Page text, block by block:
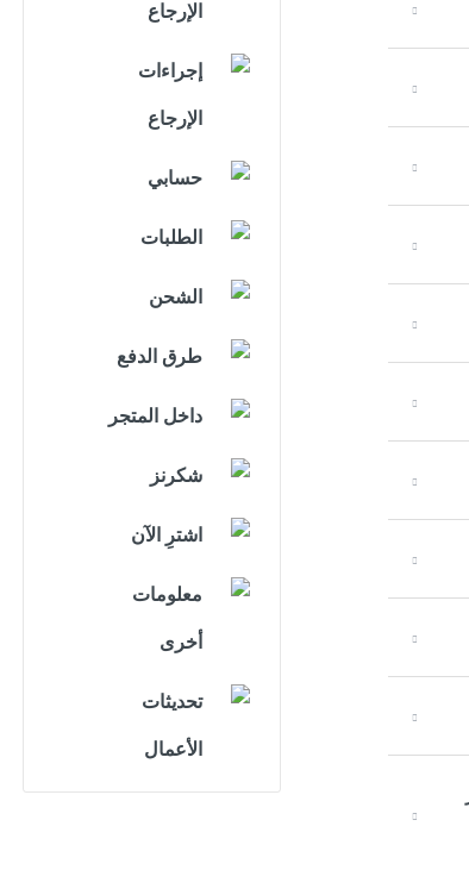
الإرجاع
إجراءات
الإرجاع
حسابي
الطلبات
الشحن
طرق الدفع
داخل المتجر
شكرنز
اشترِ الآن
معلومات
أخرى
تحديثات
الأعمال